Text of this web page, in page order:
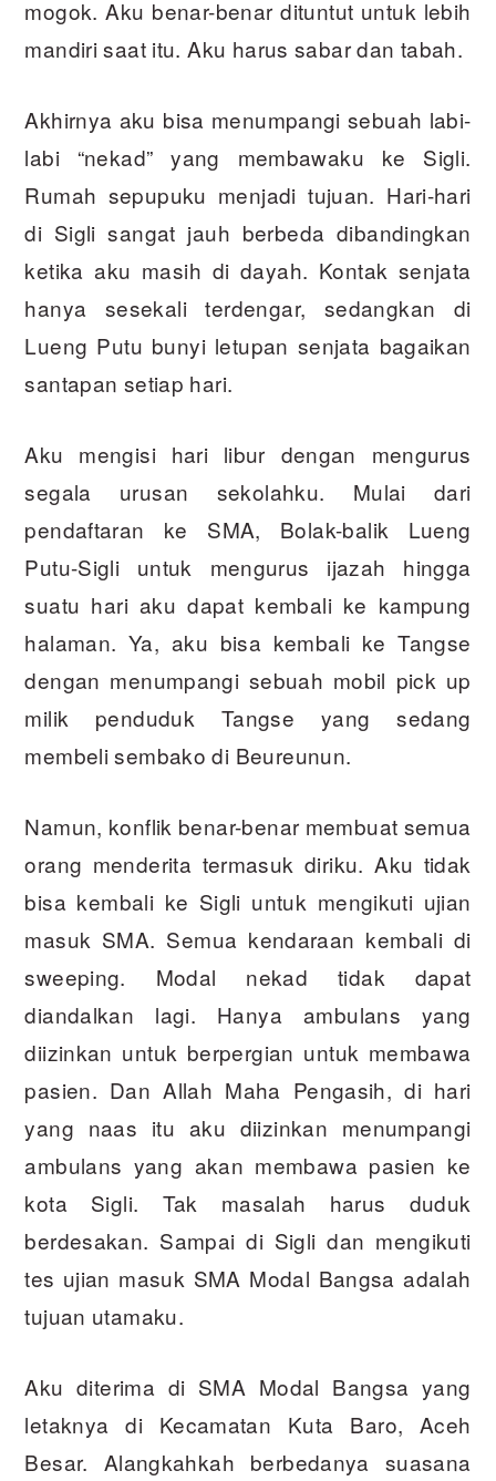
mogok. Aku benar-benar dituntut untuk lebih
mandiri saat itu. Aku harus sabar dan tabah.
Akhirnya aku bisa menumpangi sebuah labi-
labi “nekad” yang membawaku ke Sigli.
Rumah sepupuku menjadi tujuan. Hari-hari
di Sigli sangat jauh berbeda dibandingkan
ketika aku masih di dayah. Kontak senjata
hanya sesekali terdengar, sedangkan di
Lueng Putu bunyi letupan senjata bagaikan
santapan setiap hari.
Aku mengisi hari libur dengan mengurus
segala urusan sekolahku. Mulai dari
pendaftaran ke SMA, Bolak-balik Lueng
Putu-Sigli untuk mengurus ijazah hingga
suatu hari aku dapat kembali ke kampung
halaman. Ya, aku bisa kembali ke Tangse
dengan menumpangi sebuah mobil pick up
milik penduduk Tangse yang sedang
membeli sembako di Beureunun.
Namun, konflik benar-benar membuat semua
orang menderita termasuk diriku. Aku tidak
bisa kembali ke Sigli untuk mengikuti ujian
masuk SMA. Semua kendaraan kembali di
sweeping. Modal nekad tidak dapat
diandalkan lagi. Hanya ambulans yang
diizinkan untuk berpergian untuk membawa
pasien. Dan Allah Maha Pengasih, di hari
yang naas itu aku diizinkan menumpangi
ambulans yang akan membawa pasien ke
kota Sigli. Tak masalah harus duduk
berdesakan. Sampai di Sigli dan mengikuti
tes ujian masuk SMA Modal Bangsa adalah
tujuan utamaku.
Aku diterima di SMA Modal Bangsa yang
letaknya di Kecamatan Kuta Baro, Aceh
Besar. Alangkahkah berbedanya suasana